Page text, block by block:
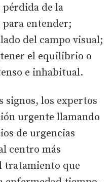
pérdida de la
para entender;
del campo visual;
el equilibrio o
e inhabitual.
signos, los expertos
urgente llamando
de urgencias
centro más
tratamiento que